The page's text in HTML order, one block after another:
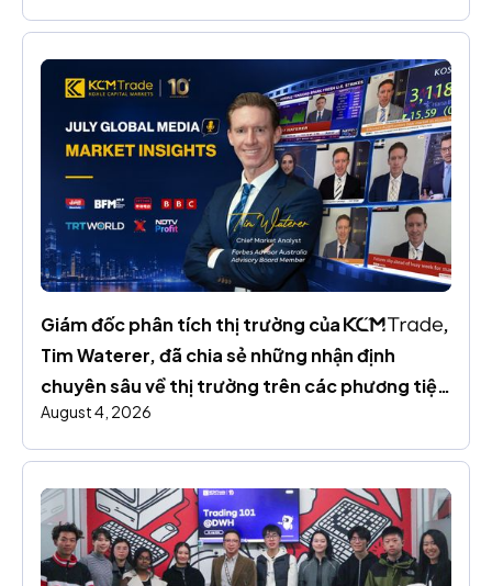
Giám đốc phân tích thị trường của
,
Tim Waterer, đã chia sẻ những nhận định
chuyên sâu về thị trường trên các phương tiện
truyền thông toàn cầu trong suốt tháng 7.
August 4, 2026